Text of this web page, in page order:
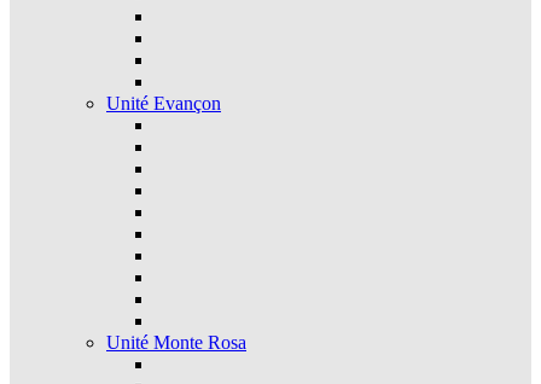
Unité Evançon
Unité Monte Rosa